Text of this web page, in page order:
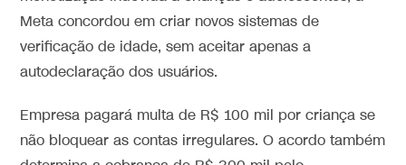
Meta concordou em criar novos sistemas de
verificação de idade, sem aceitar apenas a
autodeclaração dos usuários.
Empresa pagará multa de R$ 100 mil por criança se
não bloquear as contas irregulares. O acordo também